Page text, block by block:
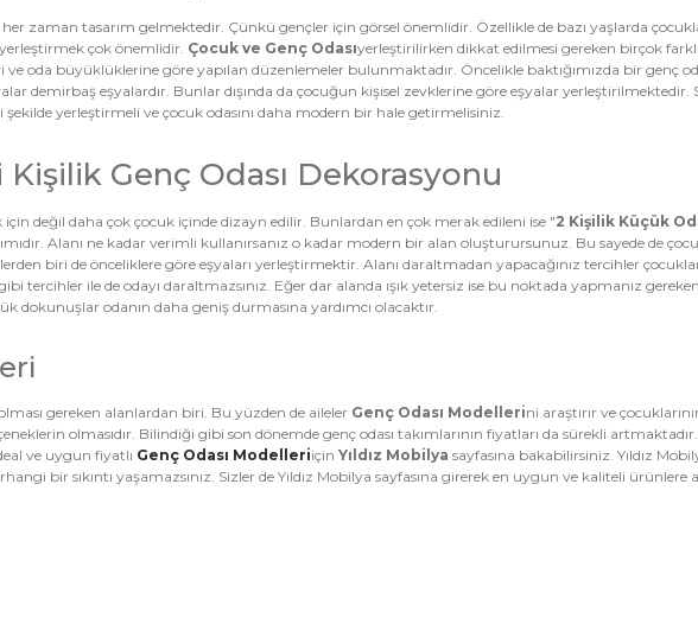
zaman tasarım gelmektedir. Çünkü gençler için görsel önemlidir. Özellikle de bazı yaşlarda
çok önemlidir. Çocuk ve Genç Odasıyerleştirilirken dikkat edilmesi gereken birçok
ve oda büyüklüklerine göre yapılan düzenlemeler bulunmaktadır. Öncelikle baktığımızda bir genç
demirbaş eşyalardır. Bunlar dışında da çocuğun kişisel zevklerine göre eşyalar yerleştirilmektedir.
yerleştirmeli ve çocuk odasını daha modern bir hale getirmelisiniz.
Genç Odası Dekorasyonu
değil daha çok çocuk içinde dizayn edilir. Bunlardan en çok merak edileni ise "2 Kişilik Küçük
Alanı ne kadar verimli kullanırsanız o kadar modern bir alan oluşturursunuz. Bu sayede de
biri de önceliklere göre eşyaları yerleştirmektir. Alanı daraltmadan yapacağınız tercihler
tercihler ile de odayı daraltmazsınız. Eğer dar alanda ışık yetersiz ise bu noktada yapmanız
dokunuşlar odanın daha geniş durmasına yardımcı olacaktır.
gereken alanlardan biri. Bu yüzden de aileler Genç Odası Modellerini araştırır ve
olmasıdır. Bilindiği gibi son dönemde genç odası takımlarının fiyatları da sürekli
ve uygun fiyatlı Genç Odası Modelleriiçin Yıldız Mobilya sayfasına bakabilirsiniz. Yıldız
bir sıkıntı yaşamazsınız. Sizler de Yıldız Mobilya sayfasına girerek en uygun ve kaliteli ürünlere